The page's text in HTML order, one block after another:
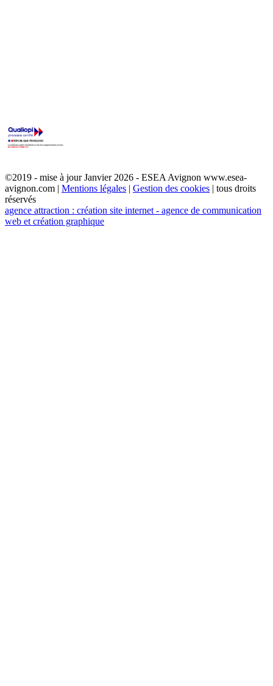
©2019 - mise à jour Janvier 2026 - ESEA Avignon www.esea-
avignon.com | Mentions légales | Gestion des cookies | tous droits
réservés
agence attraction : création site internet - agence de communication
web et création graphique